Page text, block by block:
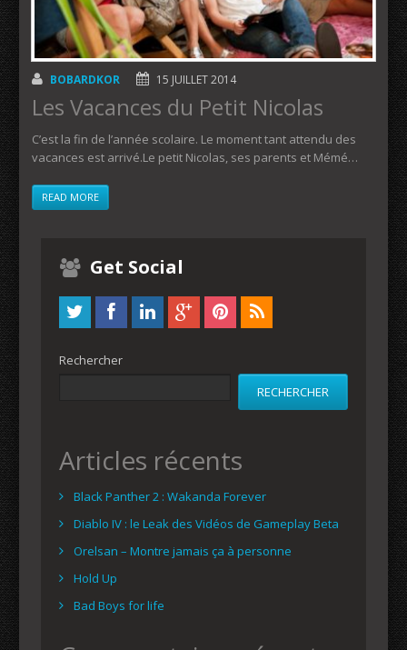
BOBARDKOR 15 JUILLET 2014
Les Vacances du Petit Nicolas
C’est la fin de l’année scolaire. Le moment tant attendu des
vacances est arrivé.Le petit Nicolas, ses parents et Mémé…
READ MORE
Get Social
Rechercher
RECHERCHER
Articles récents
Black Panther 2 : Wakanda Forever
Diablo IV : le Leak des Vidéos de Gameplay Beta
Orelsan – Montre jamais ça à personne
Hold Up
Bad Boys for life